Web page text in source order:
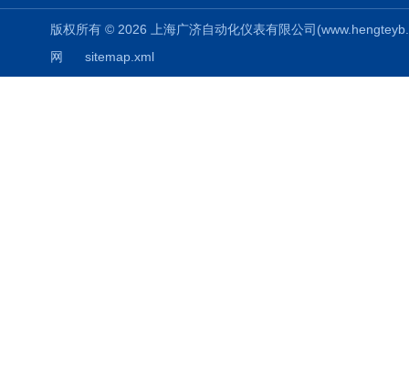
版权所有 © 2026 上海广济自动化仪表有限公司
网
sitemap.xml